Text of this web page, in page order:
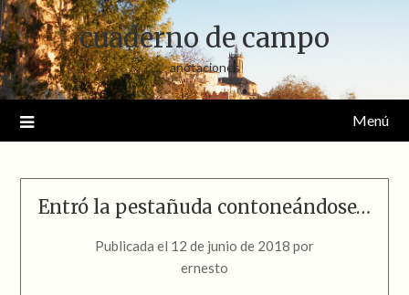
Saltar
al
contenido
cuaderno de campo
anotaciones
Menú
Entró la pestañuda contoneándose…
Publicada el 12 de junio de 2018 por
ernesto